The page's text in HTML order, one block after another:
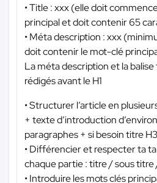
• Title : xxx (elle doit
principal et doit contenir 65
• Méta description : xxx
doit contenir le mot-clé
La méta description et la
rédigés avant le H1
• Structurer l’article en
+ texte d’introduction
paragraphes + si besoin titre
• Différencier et respecter ta
chaque partie : titre / sous
• Introduire les mots clés